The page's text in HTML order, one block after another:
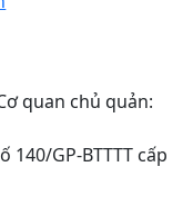
quan chủ quản:
GP-BTTTT cấp